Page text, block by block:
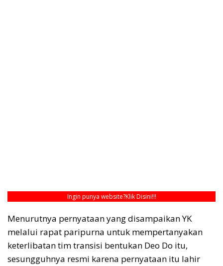
Ingin punya website?Klik Disini!!!
Menurutnya pernyataan yang disampaikan YK
melalui rapat paripurna untuk mempertanyakan
keterlibatan tim transisi bentukan Deo Do itu,
sesungguhnya resmi karena pernyataan itu lahir